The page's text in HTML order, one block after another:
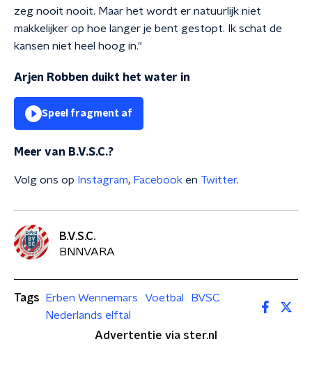
zeg nooit nooit. Maar het wordt er natuurlijk niet
makkelijker op hoe langer je bent gestopt. Ik schat de
kansen niet heel hoog in."
Arjen Robben duikt het water in
Speel fragment af
Meer van B.V.S.C.?
Volg ons op Instagram, Facebook en Twitter.
B.V.S.C.
BNNVARA
Tags Erben Wennemars Voetbal
BVSC
Nederlands elftal
Advertentie via ster.nl